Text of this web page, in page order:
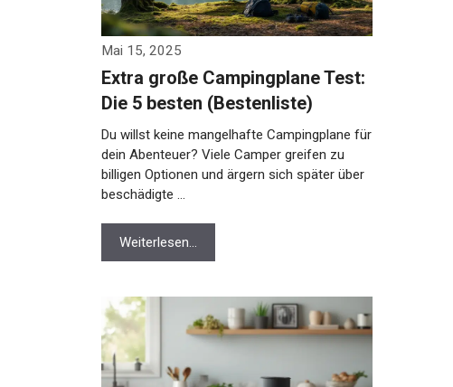
Mai 15, 2025
Extra große Campingplane Test:
Die 5 besten (Bestenliste)
Du willst keine mangelhafte Campingplane für
dein Abenteuer? Viele Camper greifen zu
billigen Optionen und ärgern sich später über
beschädigte …
Weiterlesen…